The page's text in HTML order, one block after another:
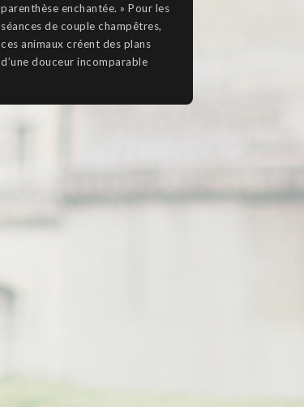
parenthèse enchantée. » Pour les
séances de couple champêtres,
ces animaux créent des plans
d’une douceur incomparable